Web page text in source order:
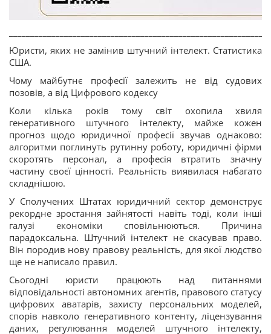
Юристи, яких не замінив штучний інтелект. Статистика
США.
Чому майбутнє професії залежить не від судових
позовів, а від Цифрового кодексу
Коли кілька років тому світ охопила хвиля
генеративного штучного інтелекту, майже кожен
прогноз щодо юридичної професії звучав однаково:
алгоритми поглинуть рутинну роботу, юридичні фірми
скоротять персонал, а професія втратить значну
частину своєї цінності. Реальність виявилася набагато
складнішою.
У Сполучених Штатах юридичний сектор демонструє
рекордне зростання зайнятості навіть тоді, коли інші
галузі економіки сповільнюються. Причина
парадоксальна. Штучний інтелект не скасував право.
Він породив нову правову реальність, для якої людство
ще не написало правил.
Сьогодні юристи працюють над питаннями
відповідальності автономних агентів, правового статусу
цифрових аватарів, захисту персональних моделей,
спорів навколо генеративного контенту, ліцензування
даних, регулювання моделей штучного інтелекту,